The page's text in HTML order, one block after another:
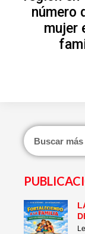
número
mujer